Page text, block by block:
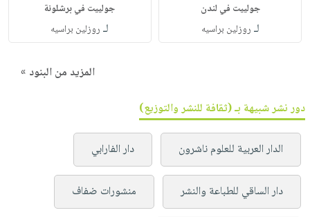
جولييت في لندن
لـ روزلين براسيه
جولييت في برشلونة
لـ روزلين براسيه
المزيد من البنود »
دور نشر شبيهة بـ (ثقافة للنشر والتوزيع)
الدار العربية للعلوم ناشرون دار الفارابي
دار الساقي للطباعة والنشر منشورات ضفاف